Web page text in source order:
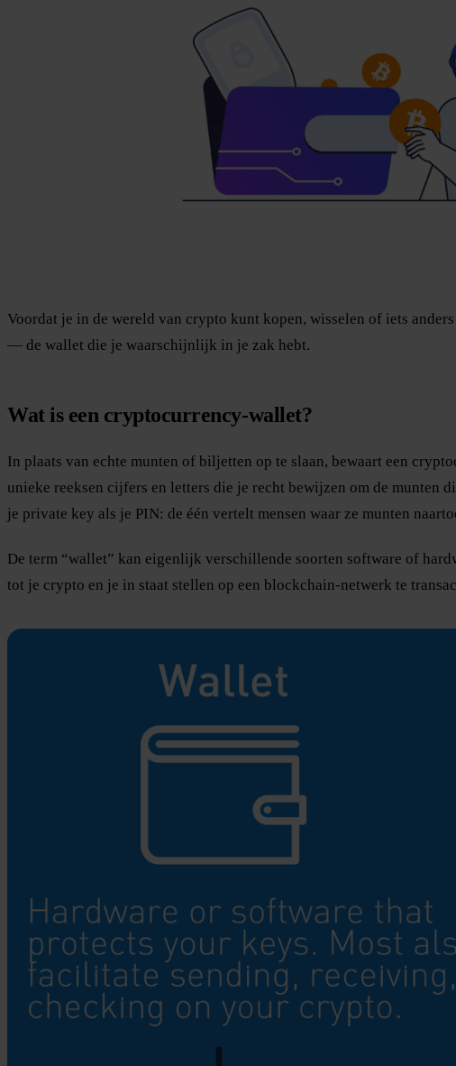
Voordat je in de wereld van crypto kunt kopen, wisselen of iets
— de wallet die je waarschijnlijk in je zak hebt.
Wat is een cryptocurrency-wallet?
In plaats van echte munten of biljetten op te slaan, bewaart een
unieke reeksen cijfers en letters die je recht bewijzen om de munten
je private key als je PIN: de één vertelt mensen waar ze munten
De term “wallet” kan eigenlijk verschillende soorten software of
tot je crypto en je in staat stellen op een blockchain-netwerk te